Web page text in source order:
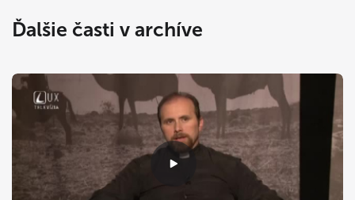
Ďalšie časti v archíve